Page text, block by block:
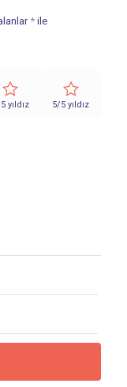
* ile
yıldız 5/5 yıldız